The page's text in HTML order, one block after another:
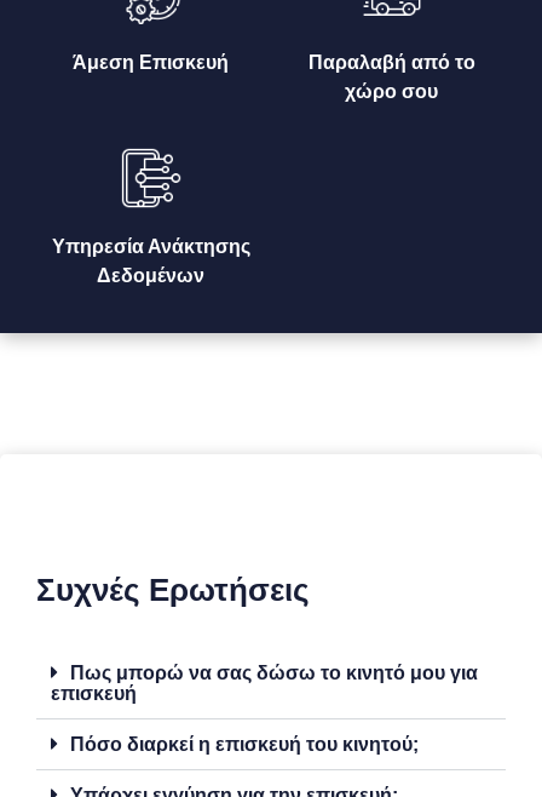
Άμεση Επισκευή
Παραλαβή από το
χώρο σου
Υπηρεσία Ανάκτησης
Δεδομένων
Συχνές Ερωτήσεις
Πως μπορώ να σας δώσω το κινητό μου για
επισκευή
Πόσο διαρκεί η επισκευή του κινητού;